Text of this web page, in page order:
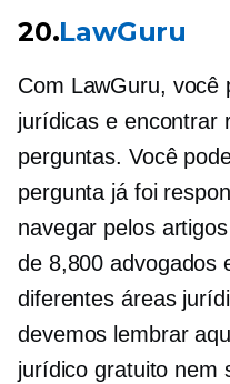
20.LawGuru
Com LawGuru, você
jurídicas e encontrar
perguntas. Você
pergunta já foi
navegar pelos
de 8,800 advogados
diferentes áreas
devemos lembrar
jurídico gratuito nem